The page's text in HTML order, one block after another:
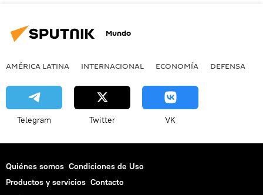
Mundo
AMÉRICA LATINA INTERNACIONAL ECONOMÍA DEFENSA
Telegram Twitter VK
Quiénes somos Condiciones de Uso
Productos y servicios Contacto